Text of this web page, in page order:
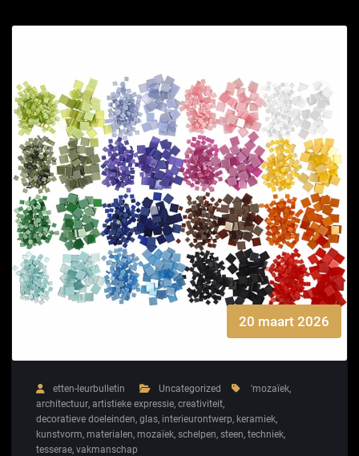
20 maart 2026
etten-leurbulletin Uncategorized 'mozaïek,
architectuur, artistieke expressie, creativiteit,
decoratieve doeleinden, glas, interieurontwerp, keramiek,
kunstvorm, materialen, mozaïek, schelpen, steen, techniek,
tesserae, vakmanschap